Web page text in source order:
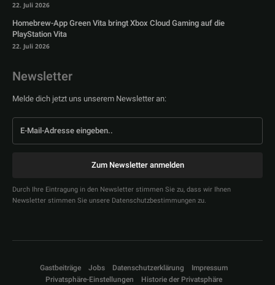
22. Juli 2026
Homebrew-App Green Vita bringt Xbox Cloud Gaming auf die
PlayStation Vita
22. Juli 2026
Newsletter
Melde dich jetzt uns unserem Newsletter an:
Zum Newsletter anmelden
Durch Ihre Eintragung in den Newsletter stimmen Sie zu, dass wir Ihnen
Newsletter stimmen Sie unsere Datenschutzbestimmungen zu.
Gastbeiträge Jobs Datenschutzerklärung
Impressum
Privatsphäre-Einstellungen
Historie der Privatsphäre